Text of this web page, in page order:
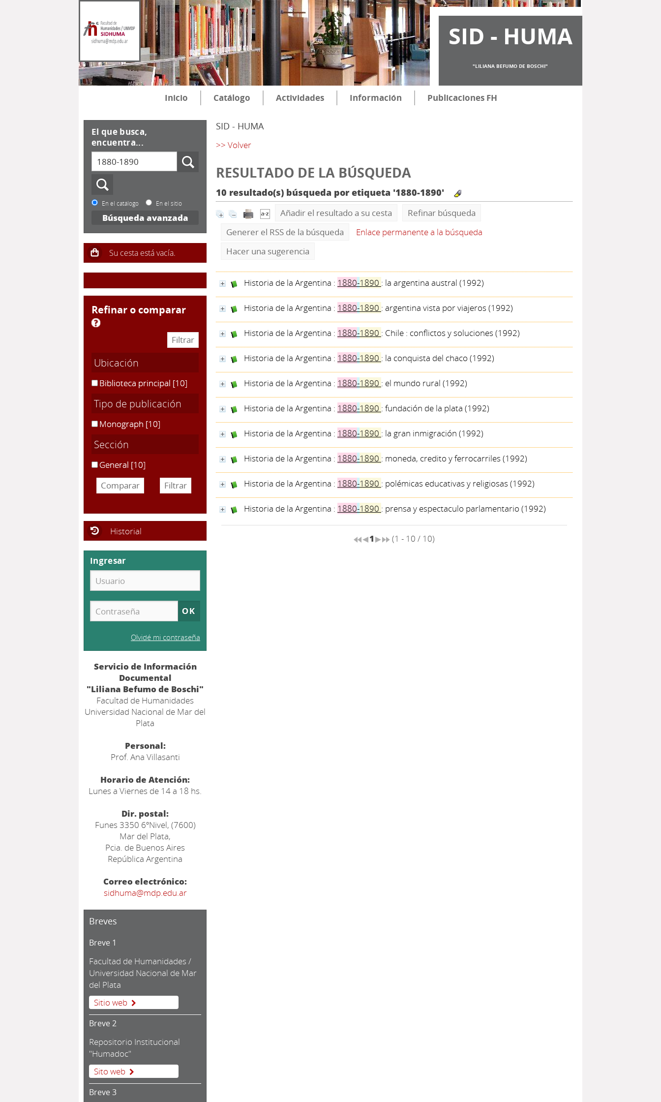
SID - HUMA
"LILIANA BEFUMO DE BOSCHI"
Inicio Catálogo Actividades Información Publicaciones FH
SID - HUMA
>> Volver
RESULTADO DE LA BÚSQUEDA
10 resultado(s) búsqueda por etiqueta '1880-1890'
Añadir el resultado a su cesta
Refinar búsqueda
Generer el RSS de la búsqueda
Enlace permanente a la búsqueda
Hacer una sugerencia
Historia de la Argentina : 1880-1890 : la argentina austral (1992)
Historia de la Argentina : 1880-1890 : argentina vista por viajeros (1992)
Historia de la Argentina : 1880-1890 : Chile : conflictos y soluciones (1992)
Historia de la Argentina : 1880-1890 : la conquista del chaco (1992)
Historia de la Argentina : 1880-1890 : el mundo rural (1992)
Historia de la Argentina : 1880-1890 : fundación de la plata (1992)
Historia de la Argentina : 1880-1890 : la gran inmigración (1992)
Historia de la Argentina : 1880-1890 : moneda, credito y ferrocarriles (1992)
Historia de la Argentina : 1880-1890 : polémicas educativas y religiosas (1992)
Historia de la Argentina : 1880-1890 : prensa y espectaculo parlamentario (1992)
1 (1 - 10 / 10)
El que busca,
encuentra...
En el catálogo En el sitio
Búsqueda avanzada
refinar o comparar
Ubicación
Biblioteca principal [10]
Tipo de publicación
Monograph [10]
Sección
General [10]
Historial
Ingresar
Olvidé mi contraseña
Servicio de Información
Documental
"Liliana Befumo de Boschi"
Facultad de Humanidades
Universidad Nacional de Mar del
Plata
Personal:
Prof. Ana Villasanti
Horario de Atención:
Lunes a Viernes de 14 a 18 hs.
Dir. postal:
Funes 3350 6ºNivel, (7600)
Mar del Plata,
Pcia. de Buenos Aires
República Argentina
Correo electrónico:
sidhuma@mdp.edu.ar
Breves
Breve 1
Facultad de Humanidades /
Universidad Nacional de Mar
del Plata
Sitio web
Breve 2
Repositorio Institucional
"Humadoc"
Sito web
Breve 3